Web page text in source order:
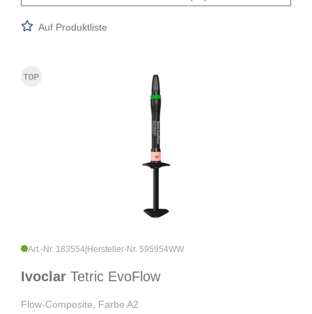
Auf Produktliste
Art.-Nr. 183554 Hersteller-Nr. 595954WW
Ivoclar Tetric EvoFlow
Flow-Composite, Farbe A2